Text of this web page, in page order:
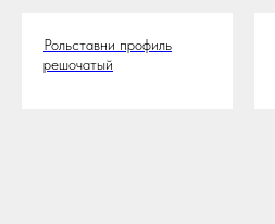
Рольставни профиль
решочатый